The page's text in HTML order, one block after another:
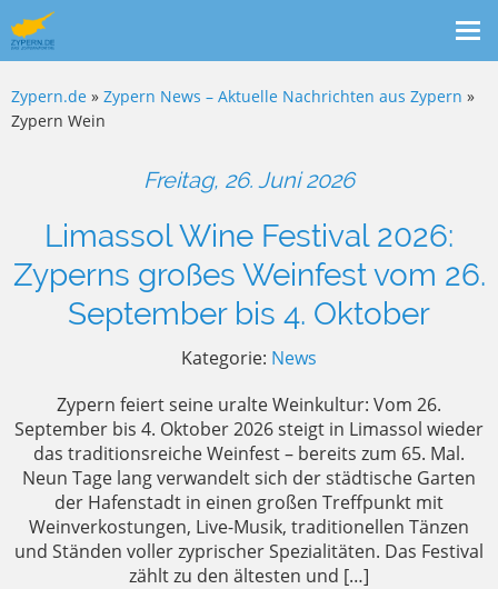
Zypern.de » Zypern News – Aktuelle Nachrichten aus Zypern »
Zypern Wein
Freitag, 26. Juni 2026
Limassol Wine Festival 2026:
Zyperns großes Weinfest vom 26.
September bis 4. Oktober
Kategorie: News
Zypern feiert seine uralte Weinkultur: Vom 26.
September bis 4. Oktober 2026 steigt in Limassol wieder
das traditionsreiche Weinfest – bereits zum 65. Mal.
Neun Tage lang verwandelt sich der städtische Garten
der Hafenstadt in einen großen Treffpunkt mit
Weinverkostungen, Live-Musik, traditionellen Tänzen
und Ständen voller zyprischer Spezialitäten. Das Festival
zählt zu den ältesten und […]